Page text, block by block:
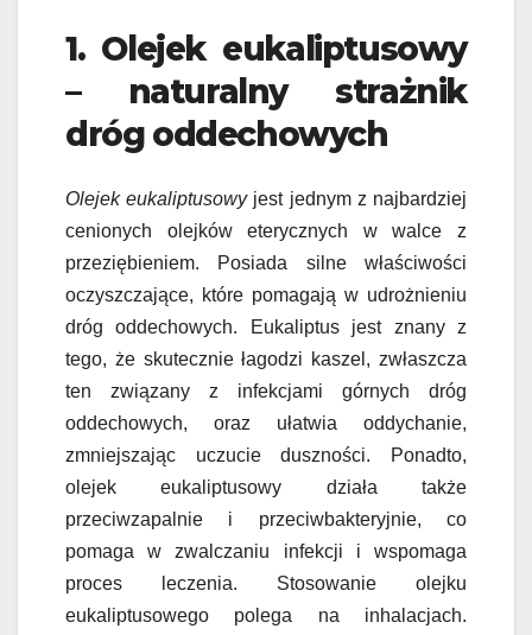
1. Olejek eukaliptusowy
– naturalny strażnik
dróg oddechowych
Olejek eukaliptusowyjest jednym z najbardziej
cenionych olejków eterycznych w walce z
przeziębieniem. Posiada silne właściwości
oczyszczające, które pomagają w udrożnieniu
dróg oddechowych. Eukaliptus jest znany z
tego, że skutecznie łagodzi kaszel, zwłaszcza
ten związany z infekcjami górnych dróg
oddechowych, oraz ułatwia oddychanie,
zmniejszając uczucie duszności. Ponadto,
olejek eukaliptusowy działa także
przeciwzapalnie i przeciwbakteryjnie, co
pomaga w zwalczaniu infekcji i wspomaga
proces leczenia. Stosowanie olejku
eukaliptusowego polega na inhalacjach.